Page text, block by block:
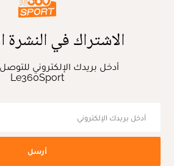
الاشتراك في النشرة
أدخل بريدك الإلكتروني للتوصل
Le360Sport
أرسل